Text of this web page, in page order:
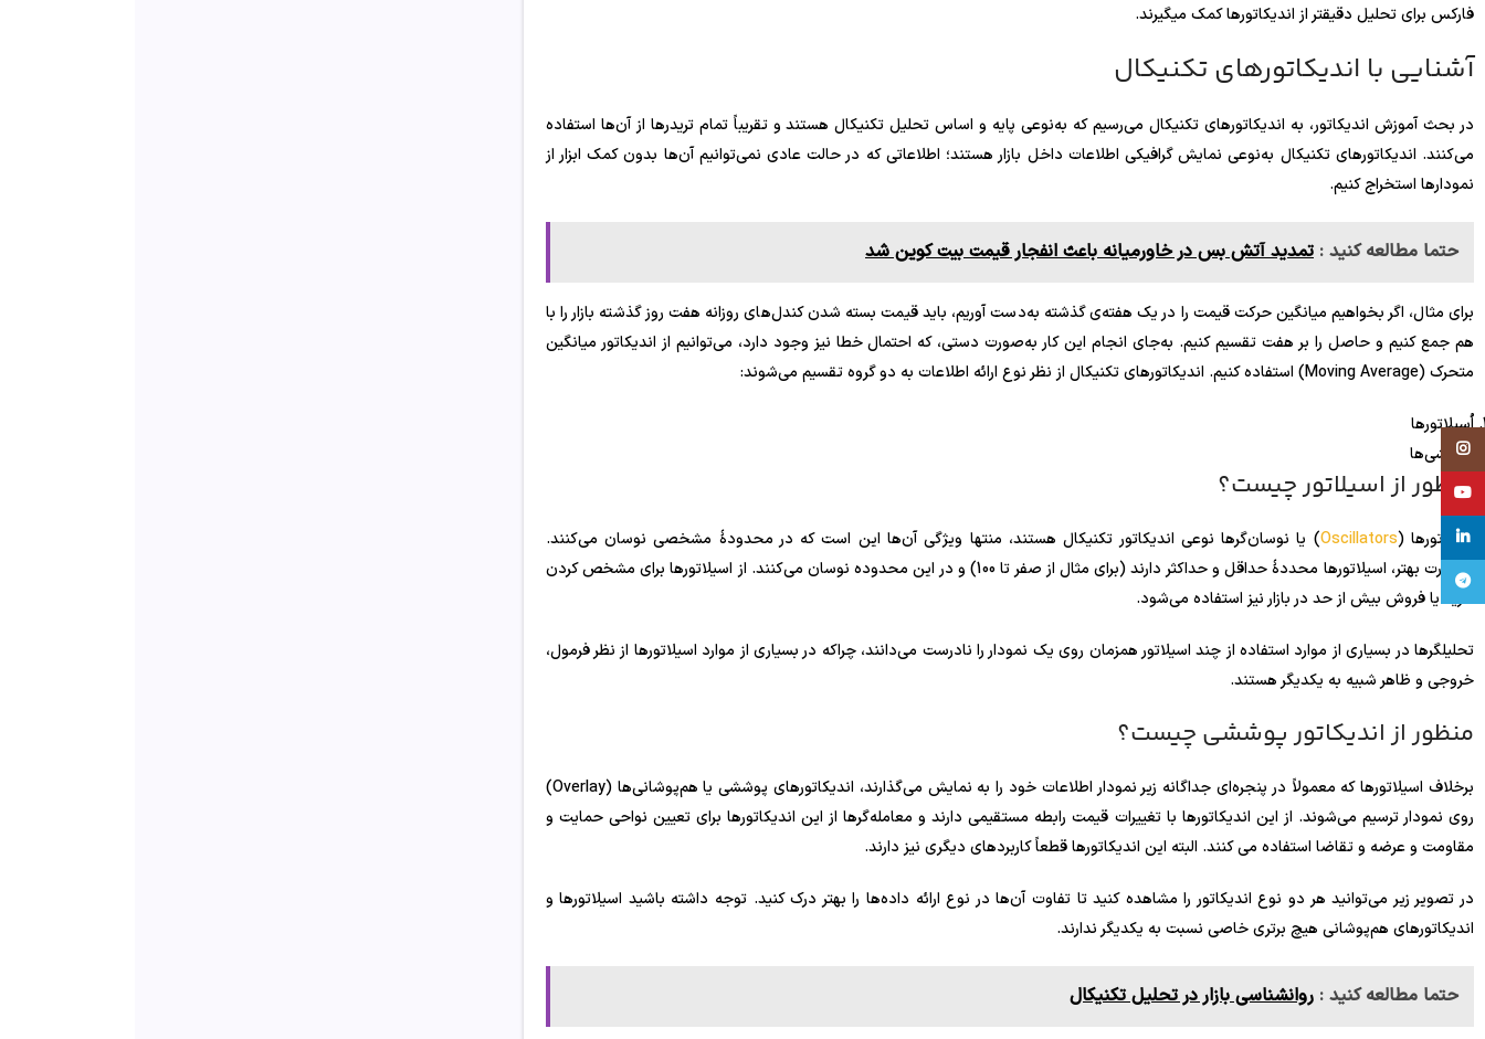
فارکس برای تحلیل دقیقتر از اندیکاتورها کمک میگیرند.
آشنایی با اندیکاتورهای تکنیکال
در بحث آموزش اندیکاتور، به اندیکاتورهای تکنیکال می‌رسیم که به‌نوعی پایه و اساس تحلیل تکنیکال هستند و تقریباً تمام تریدرها از آن‌ها استفاده
می‌کنند. اندیکاتورهای تکنیکال به‌نوعی نمایش گرافیکی اطلاعات داخل بازار هستند؛ اطلاعاتی که در حالت عادی نمی‌توانیم آن‌ها بدون کمک ابزار از
نمودارها استخراج کنیم.
حتما مطالعه کنید : تمدید آتش بس در خاورمیانه باعث انفجار قیمت بیت‌ کوین شد
برای مثال، اگر بخواهیم میانگین حرکت قیمت را در یک هفته‌ی گذشته به‌دست آوریم، باید قیمت بسته شدن کندل‌های روزانه هفت روز گذشته بازار را با
هم جمع کنیم و حاصل را بر هفت تقسیم کنیم. به‌جای انجام این کار به‌صورت دستی، که احتمال خطا نیز وجود دارد، می‌توانیم از اندیکاتور میانگین
متحرک (Moving Average) استفاده کنیم. اندیکاتورهای تکنیکال از نظر نوع ارائه اطلاعات به دو گروه تقسیم می‌شوند:
اُسیلاتورها
پوششی‌ها
منظور از اسیلاتور چیست؟
اسیلاتورها (Oscillators) یا نوسان‌گرها نوعی اندیکاتور تکنیکال هستند، منتها ویژگی آن‌ها این است که در محدودۀ مشخصی نوسان می‌کنند.
به‌عبارت بهتر، اسیلاتورها محددۀ حداقل و حداکثر دارند (برای مثال از صفر تا 100) و در این محدوده نوسان می‌کنند. از اسیلاتورها برای مشخص کردن
خرید یا فروش بیش از حد در بازار نیز استفاده می‌شود.
تحلیلگرها در بسیاری از موارد استفاده از چند اسیلاتور همزمان روی یک نمودار را نادرست می‌دانند، چراکه در بسیاری از موارد اسیلاتورها از نظر فرمول،
خروجی و ظاهر شبیه به یکدیگر هستند.
منظور از اندیکاتور پوششی چیست؟
برخلاف اسیلاتورها که معمولاً در پنجره‌ای جداگانه زیر نمودار اطلاعات خود را به نمایش می‌گذارند، اندیکاتورهای پوششی یا هم‌پوشانی‌ها (Overlay)
روی نمودار ترسیم می‌شوند. از این اندیکاتورها با تغییرات قیمت رابطه مستقیمی دارند و معامله‌گرها از این اندیکاتورها برای تعیین نواحی حمایت و
مقاومت و عرضه و تقاضا استفاده می کنند. البته این اندیکاتورها قطعاً کاربردهای دیگری نیز دارند.
در تصویر زیر می‌توانید هر دو نوع اندیکاتور را مشاهده کنید تا تفاوت آن‌ها در نوع ارائه داده‌ها را بهتر درک کنید. توجه داشته باشید اسیلاتورها و
اندیکاتورهای هم‌پوشانی هیچ برتری خاصی نسبت به یکدیگر ندارند.
حتما مطالعه کنید : روانشناسی بازار در تحلیل تکنیکال
Instagram
YouTube
linkedin
تلگرام